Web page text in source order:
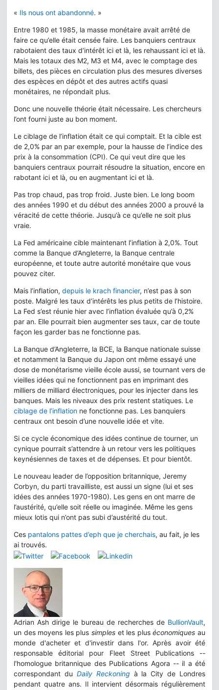
« Ils nous ont abandonné. »
Entre 1980 et 1985, la masse monétaire avait arrêté de
faire ce qu’elle était censée faire. Les banquiers centraux
rabotaient des taux d’intérêt ici et là, les rehaussant ici et là.
Mais les totaux des M2, M3 et M4, avec le comptage des
billets, des pièces en circulation plus des mesures diverses
des espèces en dépôt et des autres actifs quasi
monétaires, ne répondait plus.
Donc une nouvelle théorie était nécessaire. Les chercheurs
l’ont fourni juste au bon moment.
Le ciblage de l’inflation était ce qui comptait. Et la cible est
de 2,0% par an par exemple, pour la hausse de l’indice des
prix à la consommation (CPI). Ce qui veut dire que les
banquiers centraux pourrait résoudre la situation, encore en
rabotant ici et là, ou en augmentant ici et là.
Pas trop chaud, pas trop froid. Juste bien. Le long boom
des années 1990 et du début des années 2000 a prouvé la
véracité de cette théorie. Jusqu’à ce qu’elle ne soit plus
vraie.
La Fed américaine cible maintenant l’inflation à 2,0%. Tout
comme la Banque d’Angleterre, la Banque centrale
européenne, et toute autre autorité monétaire que vous
pouvez citer.
Mais l’inflation, depuis le krach financier, n’est pas à son
poste. Malgré les taux d’intérêts les plus petits de l’histoire.
La Fed s’est réunie hier avec l’inflation évaluée qu’à 0,2%
par an. Elle pourrait bien augmenter ses taux, car de toute
façon les garder bas ne fonctionne pas.
La Banque d’Angleterre, la BCE, la Banque nationale suisse
et notamment la Banque du Japon ont même essayé une
dose de monétarisme vieille école aussi, se tournant vers de
vieilles idées qui ne fonctionnent pas en imprimant des
milliers de milliard électroniques, pour les injecter dans les
banques. Mais les niveaux des prix restent statiques. Le
ciblage de l’inflation ne fonctionne pas. Les banquiers
centraux ont besoin d’une nouvelle idée et vite.
Si ce cycle économique des idées continue de tourner, un
cynique pourrait s’attendre à un retour vers les politiques
keynésiennes de taxes et de dépenses. Et pour bientôt.
Le nouveau leader de l’opposition britannique, Jeremy
Corbyn, du parti travailliste, est aussi un signe (lui et ses
idées des années 1970-1980). Les gens en ont marre de
l’austérité, qu’elle soit réelle ou imaginée. Même les gens
mieux lotis qui n’ont pas subi d’austérité du tout.
Ces pantalons pattes d’eph que je cherchais, au fait, je les
ai trouvés.
Adrian Ash dirige le bureau de recherches de BullionVault,
un des moyens les plus simples et les pluséconomiquesau
monde d'acheter et d'investir dans l'or. Après avoir été
responsable éditorial pour Fleet Street Publications --
l'homologue britannique des Publications Agora -- il a été
correspondant du Daily Reckoning à la City de Londres
pendant quatre ans. Il intervient désormais régulièrement